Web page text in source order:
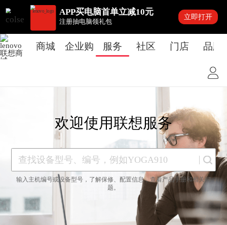
APP买电脑首单立减10元
注册抽电脑领礼包
立即打开
商城 企业购 服务 社区 门店 品牌
欢迎使用联想服务
输入主机编号或设备型号，了解保修、配置信息，查看产品手册和相关问
题。